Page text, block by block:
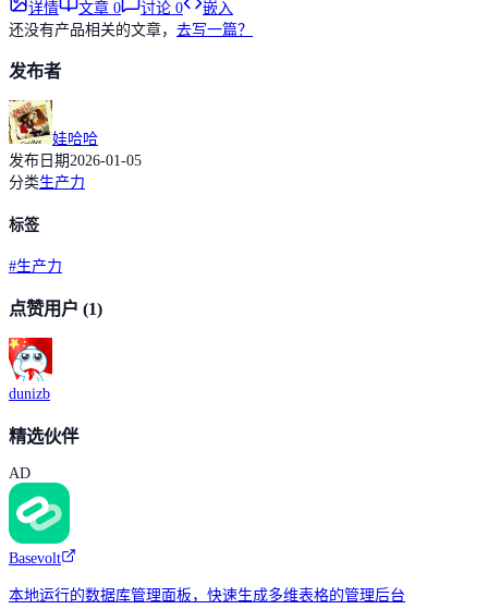
详情 文章 0 讨论 0
嵌入
还没有产品相关的文章， 去写一篇？
发布者
娃哈哈
发布日期2026-01-05
分类生产力
标签
#生产力
点赞用户 (1)
dunizb
精选伙伴
AD
Basevolt
本地运行的数据库管理面板，快速生成多维表格的管理后台